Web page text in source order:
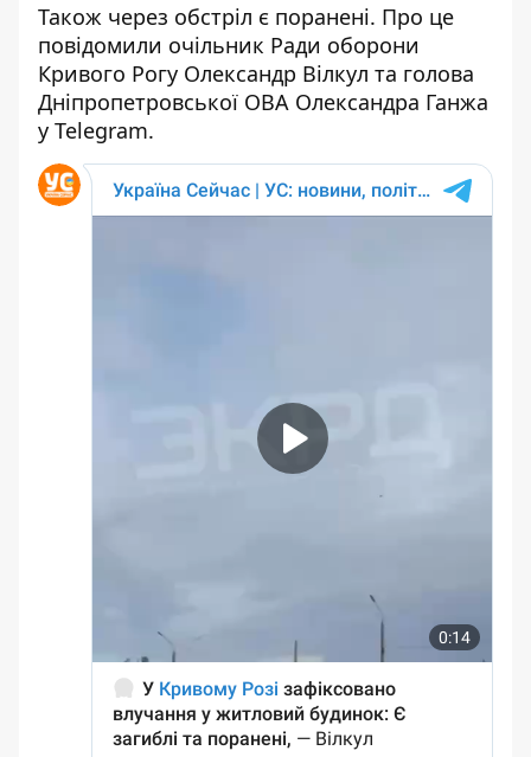
Також через обстріл є поранені. Про це
повідомили очільник Ради оборони
Кривого Рогу Олександр Вілкул та голова
Дніпропетровської ОВА Олександра Ганжа
у Telegram.